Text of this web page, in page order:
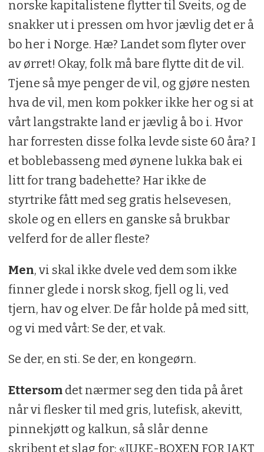
norske kapitalistene flytter til Sveits, og de
snakker ut i pressen om hvor jævlig det er å
bo her i Norge. Hæ? Landet som flyter over
av ørret! Okay, folk må bare flytte dit de vil.
Tjene så mye penger de vil, og gjøre nesten
hva de vil, men kom pokker ikke her og si at
vårt langstrakte land er jævlig å bo i. Hvor
har forresten disse folka levde siste 60 åra? I
et boblebasseng med øynene lukka bak ei
litt for trang badehette? Har ikke de
styrtrike fått med seg gratis helsevesen,
skole og en ellers en ganske så brukbar
velferd for de aller fleste?
Men, vi skal ikke dvele ved dem som ikke
finner glede i norsk skog, fjell og li, ved
tjern, hav og elver. De får holde på med sitt,
og vi med vårt: Se der, et vak.
Se der, en sti. Se der, en kongeørn.
Ettersomdet nærmer seg den tida på året
når vi flesker til med gris, lutefisk, akevitt,
pinnekjøtt og kalkun, så slår denne
skribent et slag for: «JUKE-BOXEN FOR JAKT